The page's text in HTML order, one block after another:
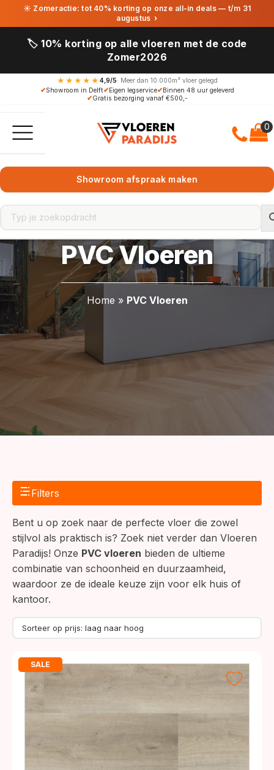
☀ Zomeractie: tot 40% korting op onze all-in deals — t/m 31
augustus ›
🏷️ 10% korting op alle vloeren met de code
Zomer2026
★★★★★ 4,9/5· Meer dan 10.000m² vloer gelegd
✔Showroom in Delft✔Eigen legservice✔Binnen 48 uur geleverd
✔Gratis bezorging vanaf €500,-
Showroom afspraak maken
PVC Vloeren
Home » PVC Vloeren
Filters
Bent u op zoek naar de perfecte vloer die zowel
stijlvol als praktisch is? Zoek niet verder dan Vloeren
Paradijs! Onze PVC vloeren bieden de ultieme
combinatie van schoonheid en duurzaamheid,
waardoor ze de ideale keuze zijn voor elk huis of
kantoor.
SALE